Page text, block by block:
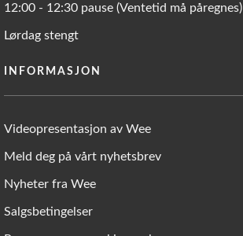
12:00 - 12:30 pause (Ventetid må påregnes)
Lørdag stengt
INFORMASJON
Videopresentasjon av Wee
Meld deg på vårt nyhetsbrev
Nyheter fra Wee
Salgsbetingelser